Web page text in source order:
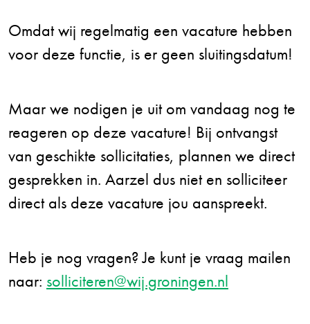
Omdat wij regelmatig een vacature hebben
voor deze functie, is er geen sluitingsdatum!
Maar we nodigen je uit om vandaag nog te
reageren op deze vacature! Bij ontvangst
van geschikte sollicitaties, plannen we direct
gesprekken in. Aarzel dus niet en solliciteer
direct als deze vacature jou aanspreekt.
Heb je nog vragen? Je kunt je vraag mailen
naar: solliciteren@wij.groningen.nl